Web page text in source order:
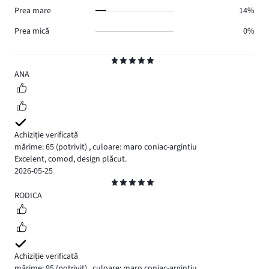
5
ANA
Achiziție verificată
mărime: 65 (potrivit) ,culoare: maro coniac-argintiu
Excelent, comod, design plăcut.
2026-05-25
5
RODICA
Achiziție verificată
Prea mare
14%
Prea mică
0%